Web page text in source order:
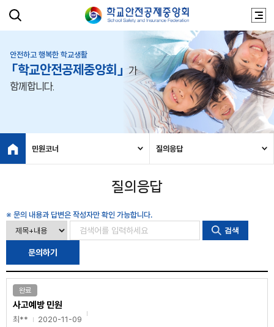
안전하고 행복한 학교생활
「학교안전공제중앙회」
가
함께합니다.
민원코너 질의응답
질의응답
※ 문의 내용과 답변은 작성자만 확인 가능합니다.
검색
문의하기
완료
사고예방 민원
최** 2020-11-09